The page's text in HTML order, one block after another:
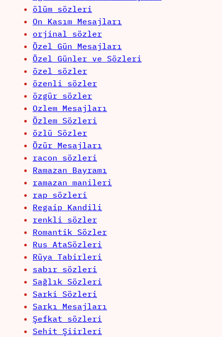
ölüm sözleri
On Kasım Mesajları
orjinal sözler
Özel Gün Mesajları
Özel Günler ve Sözleri
özel sözler
özenli sözler
özgür sözler
Ozlem Mesajları
Özlem Sözleri
özlü Sözler
Özür Mesajları
racon sözleri
Ramazan Bayramı
ramazan manileri
rap sözleri
Regaip Kandili
renkli sözler
Romantik Sözler
Rus AtaSözleri
Rüya Tabirleri
sabır sözleri
Sağlık Sözleri
Sarki Sözleri
Sarkı Mesajları
Şefkat sözleri
Sehit Şiirleri